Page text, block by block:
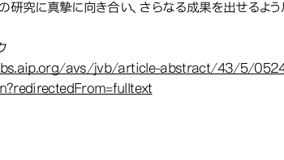
の研究に真摯に向き合い、さらなる成果を出せるよう
avs/jvb/article-abstract/43/5/